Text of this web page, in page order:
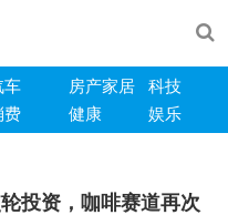
车 房产家居
科技
费 健康 娱乐
投资，咖啡赛道再次